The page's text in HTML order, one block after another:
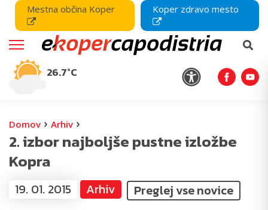
Mestna občina Koper Koper zdravo mesto
26.7°C
Domov › Arhiv ›
2. izbor najboljše pustne izložbe
Kopra
19. 01. 2015 Arhiv Preglej vse novice